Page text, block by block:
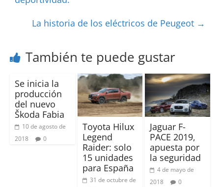
La historia de los eléctricos de Peugeot →
También te puede gustar
Se inicia la
producción
del nuevo
Škoda Fabia
10 de agosto de
2018
0
Toyota Hilux
Legend
Raider: solo
15 unidades
para España
31 de octubre de
Jaguar F-
PACE 2019,
apuesta por
la seguridad
4 de mayo de
2018
0